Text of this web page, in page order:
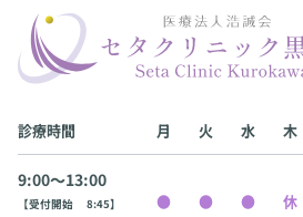
診療時間 月 火 水 木
9:00〜13:00
【受付開始 8:45】